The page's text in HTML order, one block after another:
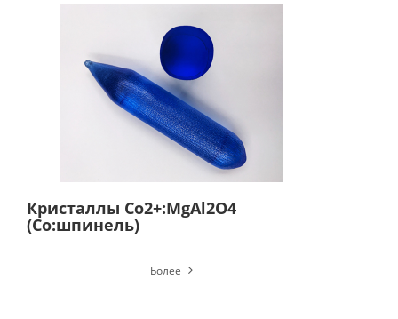
Кристаллы Co2+:MgAl2O4
(Co:шпинель)
Более